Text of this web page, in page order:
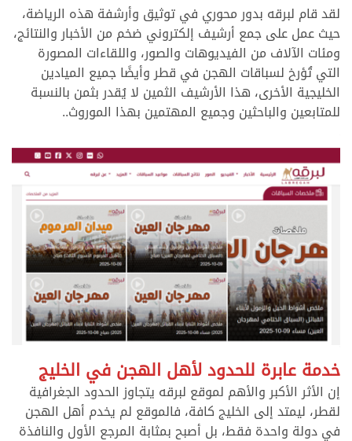
لقد قام لبرقه بدور محوري في توثيق وأرشفة هذه الرياضة،
حيث عمل على جمع أرشيف إلكتروني ضخم من الأخبار والنتائج،
ومئات الآلاف من الفيديوهات والصور، واللقاءات المصورة
التي تُؤرخ لسباقات الهجن في قطر وأيضًا جميع الميادين
الخليجية الأخرى، هذا الأرشيف الثمين لا يُقدر بثمن بالنسبة
للمتابعين والباحثين وجميع المهتمين بهذا الموروث..
خدمة عابرة للحدود لأهل الهجن في الخليج
إن الأثر الأكبر والأهم لموقع لبرقه يتجاوز الحدود الجغرافية
لقطر، ليمتد إلى الخليج كافة، فالموقع لم يخدم أهل الهجن
في دولة واحدة فقط، بل أصبح بمثابة المرجع الأول والنافذة